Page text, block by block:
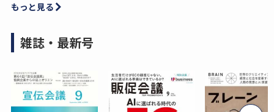
もっと見る
雑誌・最新号